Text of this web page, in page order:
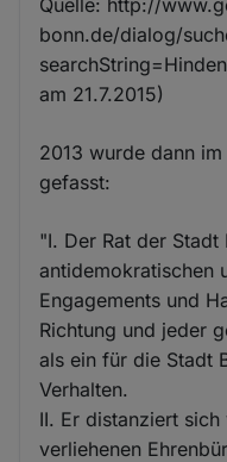
bonn.de/dialog/
am 21.7.2015)
2013 wurde dann
gefasst:
"I. Der Rat der
antidemokratischen
Engagements und
Richtung und jeder
als ein für die Stadt
Verhalten.
II. Er distanziert
verliehenen